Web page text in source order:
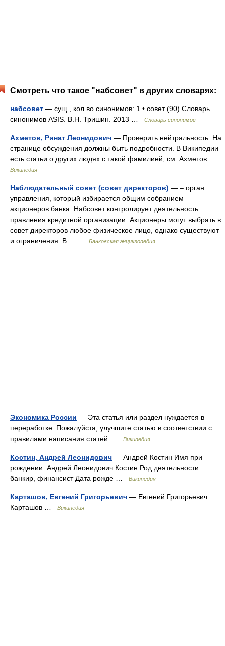
Смотреть что такое "набсовет" в других словарях:
набсовет — сущ., кол во синонимов: 1 • совет (90) Словарь
синонимов ASIS. В.Н. Тришин. 2013 …
Словарь синонимов
Ахметов, Ринат Леонидович — Проверить нейтральность. На
странице обсуждения должны быть подробности. В Википедии
есть статьи о других людях с такой фамилией, см. Ахметов …
Википедия
Наблюдательный совет (совет директоров) — – орган
управления, который избирается общим собранием
акционеров банка. Набсовет контролирует деятельность
правления кредитной организации. Акционеры могут выбрать в
совет директоров любое физическое лицо, однако существуют
и ограничения. В… …
Банковская энциклопедия
Экономика России — Эта статья или раздел нуждается в
переработке. Пожалуйста, улучшите статью в соответствии с
правилами написания статей …
Википедия
Костин, Андрей Леонидович — Андрей Костин Имя при
рождении: Андрей Леонидович Костин Род деятельности:
банкир, финансист Дата рожде …
Википедия
Карташов, Евгений Григорьевич — Евгений Григорьевич
Карташов …
Википедия